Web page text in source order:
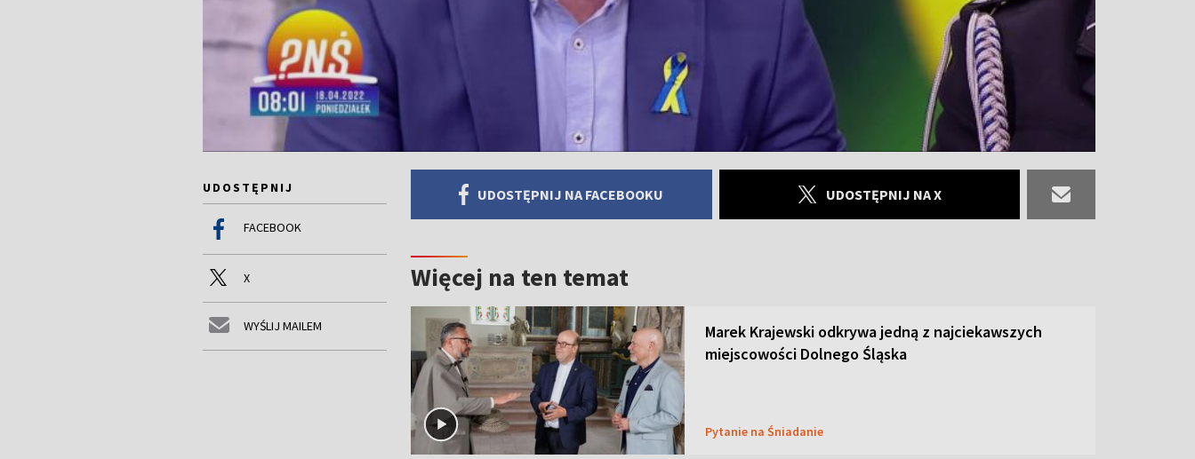
UDOSTĘPNIJ
FACEBOOK
X
WYŚLIJ MAILEM
UDOSTĘPNIJ NA FACEBOOKU UDOSTĘPNIJ NA X
Więcej na ten temat
Marek Krajewski odkrywa jedną z najciekawszych
miejscowości Dolnego Śląska
Pytanie na Śniadanie